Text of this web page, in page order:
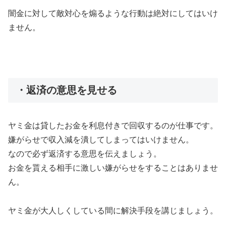
闇金に対して敵対心を煽るような行動は絶対にしてはいけ
ません。
・返済の意思を見せる
ヤミ金は貸したお金を利息付きで回収するのが仕事です。
嫌がらせで収入減を潰してしまってはいけません。
なので必ず返済する意思を伝えましょう。
お金を貰える相手に激しい嫌がらせをすることはありませ
ん。
ヤミ金が大人しくしている間に解決手段を講じましょう。